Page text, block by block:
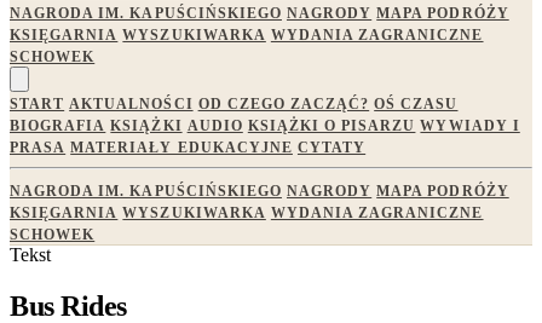
NAGRODA IM. KAPUŚCIŃSKIEGO NAGRODY MAPA PODRÓŻY
KSIĘGARNIA WYSZUKIWARKA WYDANIA ZAGRANICZNE
SCHOWEK
START AKTUALNOŚCI OD CZEGO ZACZĄĆ? OŚ CZASU
BIOGRAFIA KSIĄŻKI AUDIO KSIĄŻKI O PISARZU WYWIADY I
PRASA MATERIAŁY EDUKACYJNE CYTATY
NAGRODA IM. KAPUŚCIŃSKIEGO NAGRODY MAPA PODRÓŻY
KSIĘGARNIA WYSZUKIWARKA WYDANIA ZAGRANICZNE
SCHOWEK
Tekst
Bus Rides